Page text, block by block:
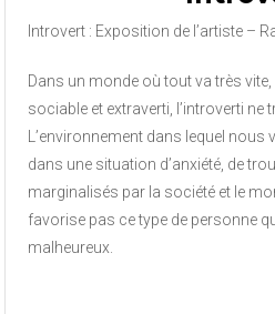
Introvert : Exposition de l’artiste –
Dans un monde où tout va très
sociable et extraverti, l’introverti ne
L’environnement dans lequel
dans une situation d’anxiété, de
marginalisés par la société et le
favorise pas ce type de personne
malheureux.